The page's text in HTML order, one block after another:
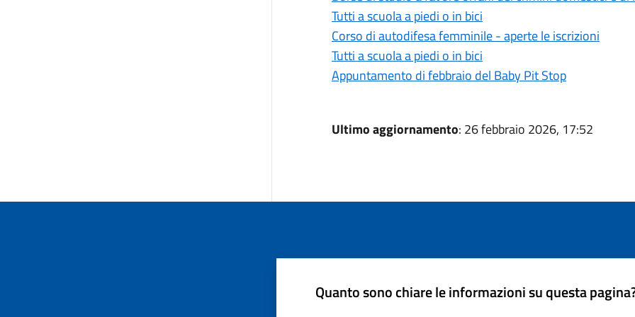
Tutti a scuola a piedi o in bici
Corso di autodifesa femminile - aperte le iscrizioni
Tutti a scuola a piedi o in bici
Appuntamento di febbraio del Baby Pit Stop
Ultimo aggiornamento: 26 febbraio 2026, 17:52
Quanto sono chiare le informazioni su questa